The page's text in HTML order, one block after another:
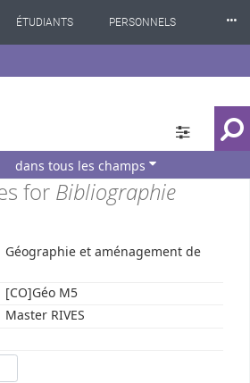
ÉTUDIANTS PERSONNELS ⸱⸱⸱
dans tous les champs
for Bibliographie
Géographie et aménagement de
[CO]Géo M5
Master RIVES